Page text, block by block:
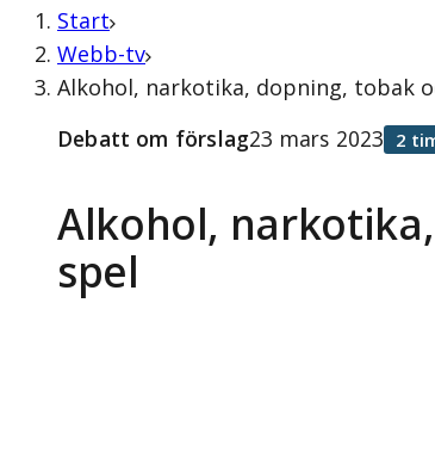
Start
Webb-tv
Alkohol, narkotika, dopning, tobak
Alkohol,
spel
Debatt om förslag23 mars 2023 2